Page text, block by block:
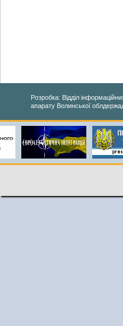
Розробка: Відділ
апарату Волинської